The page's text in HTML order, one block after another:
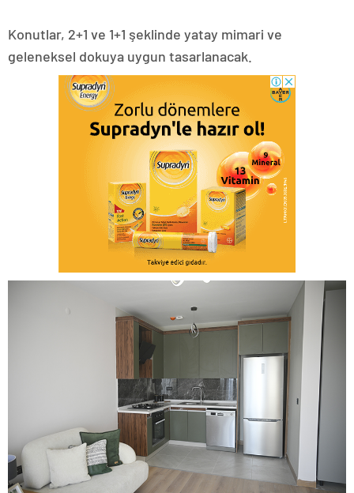
Konutlar, 2+1 ve 1+1 şeklinde yatay mimari ve
geleneksel dokuya uygun tasarlanacak.